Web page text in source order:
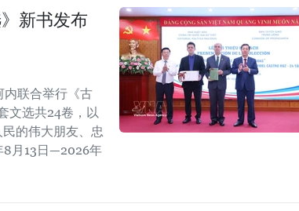
新书发布
内联合举行《古
文选共24卷，以
的伟大朋友、忠
8月13日—2026年